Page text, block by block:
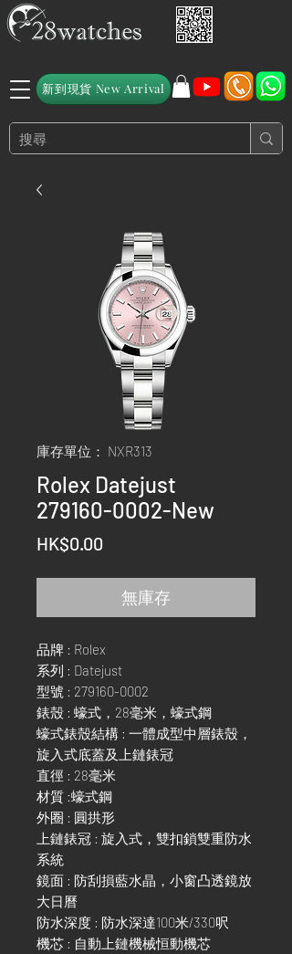
新到現貨 New Arrival
庫存單位： NXR313
Rolex Datejust
279160-0002-New
HK$0.00
無庫存
品牌 : Rolex
系列 : Datejust
型號 : 279160-0002
錶殼 : 蠔式，28毫米，蠔式鋼
蠔式錶殼結構 : 一體成型中層錶殼，
旋入式底蓋及上鏈錶冠
直徑 : 28毫米
材質 :蠔式鋼
外圈 : 圓拱形
上鏈錶冠 : 旋入式，雙扣鎖雙重防水
系統
鏡面 : 防刮損藍水晶，小窗凸透鏡放
大日曆
防水深度 : 防水深達100米/330呎
機芯 : 自動上鏈機械恒動機芯